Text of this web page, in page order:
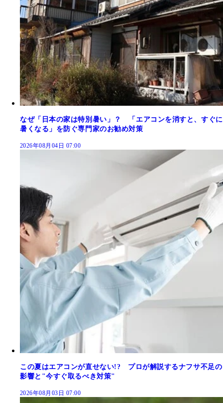
なぜ「日本の家は特別暑い」？ 「エアコンを消すと、すぐに
暑くなる」を防ぐ専門家のお勧め対策
2026年08月04日 07:00
この夏はエアコンが直せない!? プロが解説するナフサ不足の
影響と"今すぐ取るべき対策"
2026年08月03日 07:00